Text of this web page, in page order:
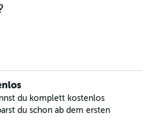
du komplett kostenlos
du schon ab dem ersten